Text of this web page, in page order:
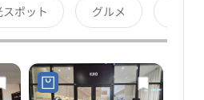
ポット グルメ